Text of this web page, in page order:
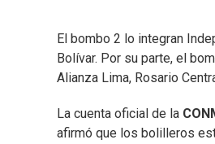
El bombo 2 lo integran
Bolívar. Por su parte, el
Alianza Lima, Rosario
La cuenta oficial de la
afirmó que los bolilleros